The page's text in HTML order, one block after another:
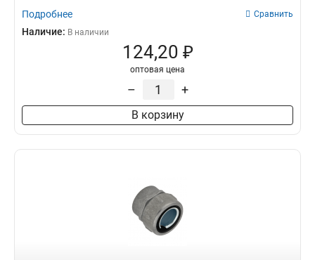
Подробнее Сравнить
Наличие: В наличии
124,20 ₽
оптовая цена
– +
В корзину